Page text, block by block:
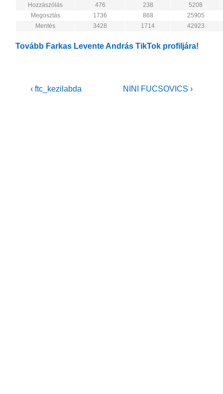
Hozzászólás
476 238
5208
Megosztás
1736 868
25905
Mentés
3428 1714 42923
Tovább Farkas Levente András TikTok profiljára!
Bejegyzés
Previous
‹ ftc_kezilabda
Next
NINI FUCSOVICS ›